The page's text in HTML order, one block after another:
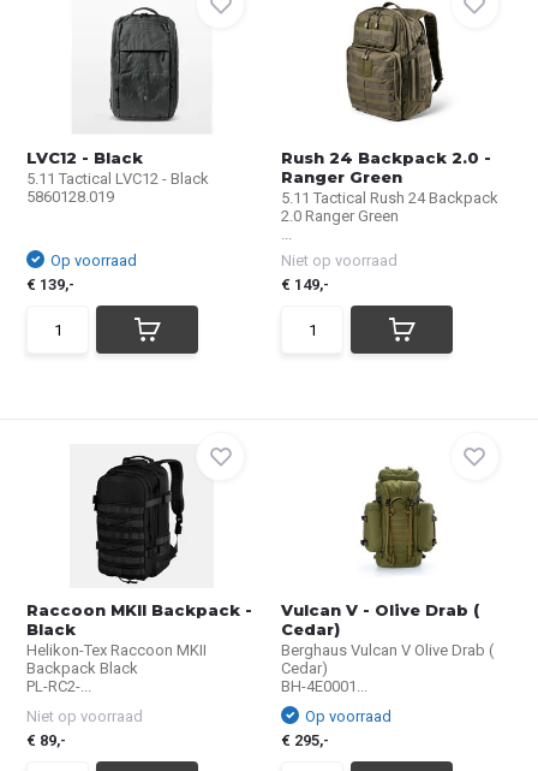
LVC12 - Black
5.11 Tactical LVC12 - Black
5860128.019
Op voorraad
€ 139,-
Rush 24 Backpack 2.0 -
Ranger Green
5.11 Tactical Rush 24 Backpack
2.0 Ranger Green
...
Niet op voorraad
€ 149,-
Raccoon MKII Backpack -
Black
Helikon-Tex Raccoon MKII
Backpack Black
PL-RC2-...
Niet op voorraad
€ 89,-
Vulcan V - Olive Drab (
Cedar)
Berghaus Vulcan V Olive Drab (
Cedar)
BH-4E0001...
Op voorraad
€ 295,-